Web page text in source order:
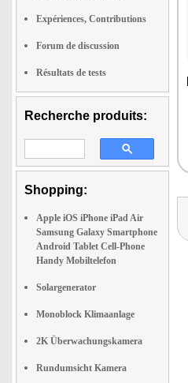
Expériences, Contributions
Forum de discussion
Résultats de tests
Recherche produits:
Shopping:
Apple iOS iPhone iPad Air
Samsung Galaxy Smartphone
Android Tablet Cell-Phone
Handy Mobiltelefon
Solargenerator
Monoblock Klimaanlage
2K Überwachungskamera
Rundumsicht Kamera